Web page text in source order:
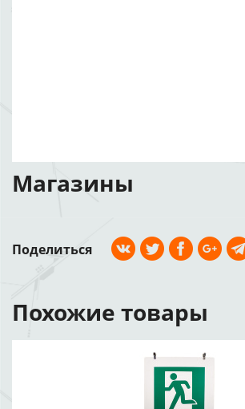
Магазины
Поделиться
Похожие товары